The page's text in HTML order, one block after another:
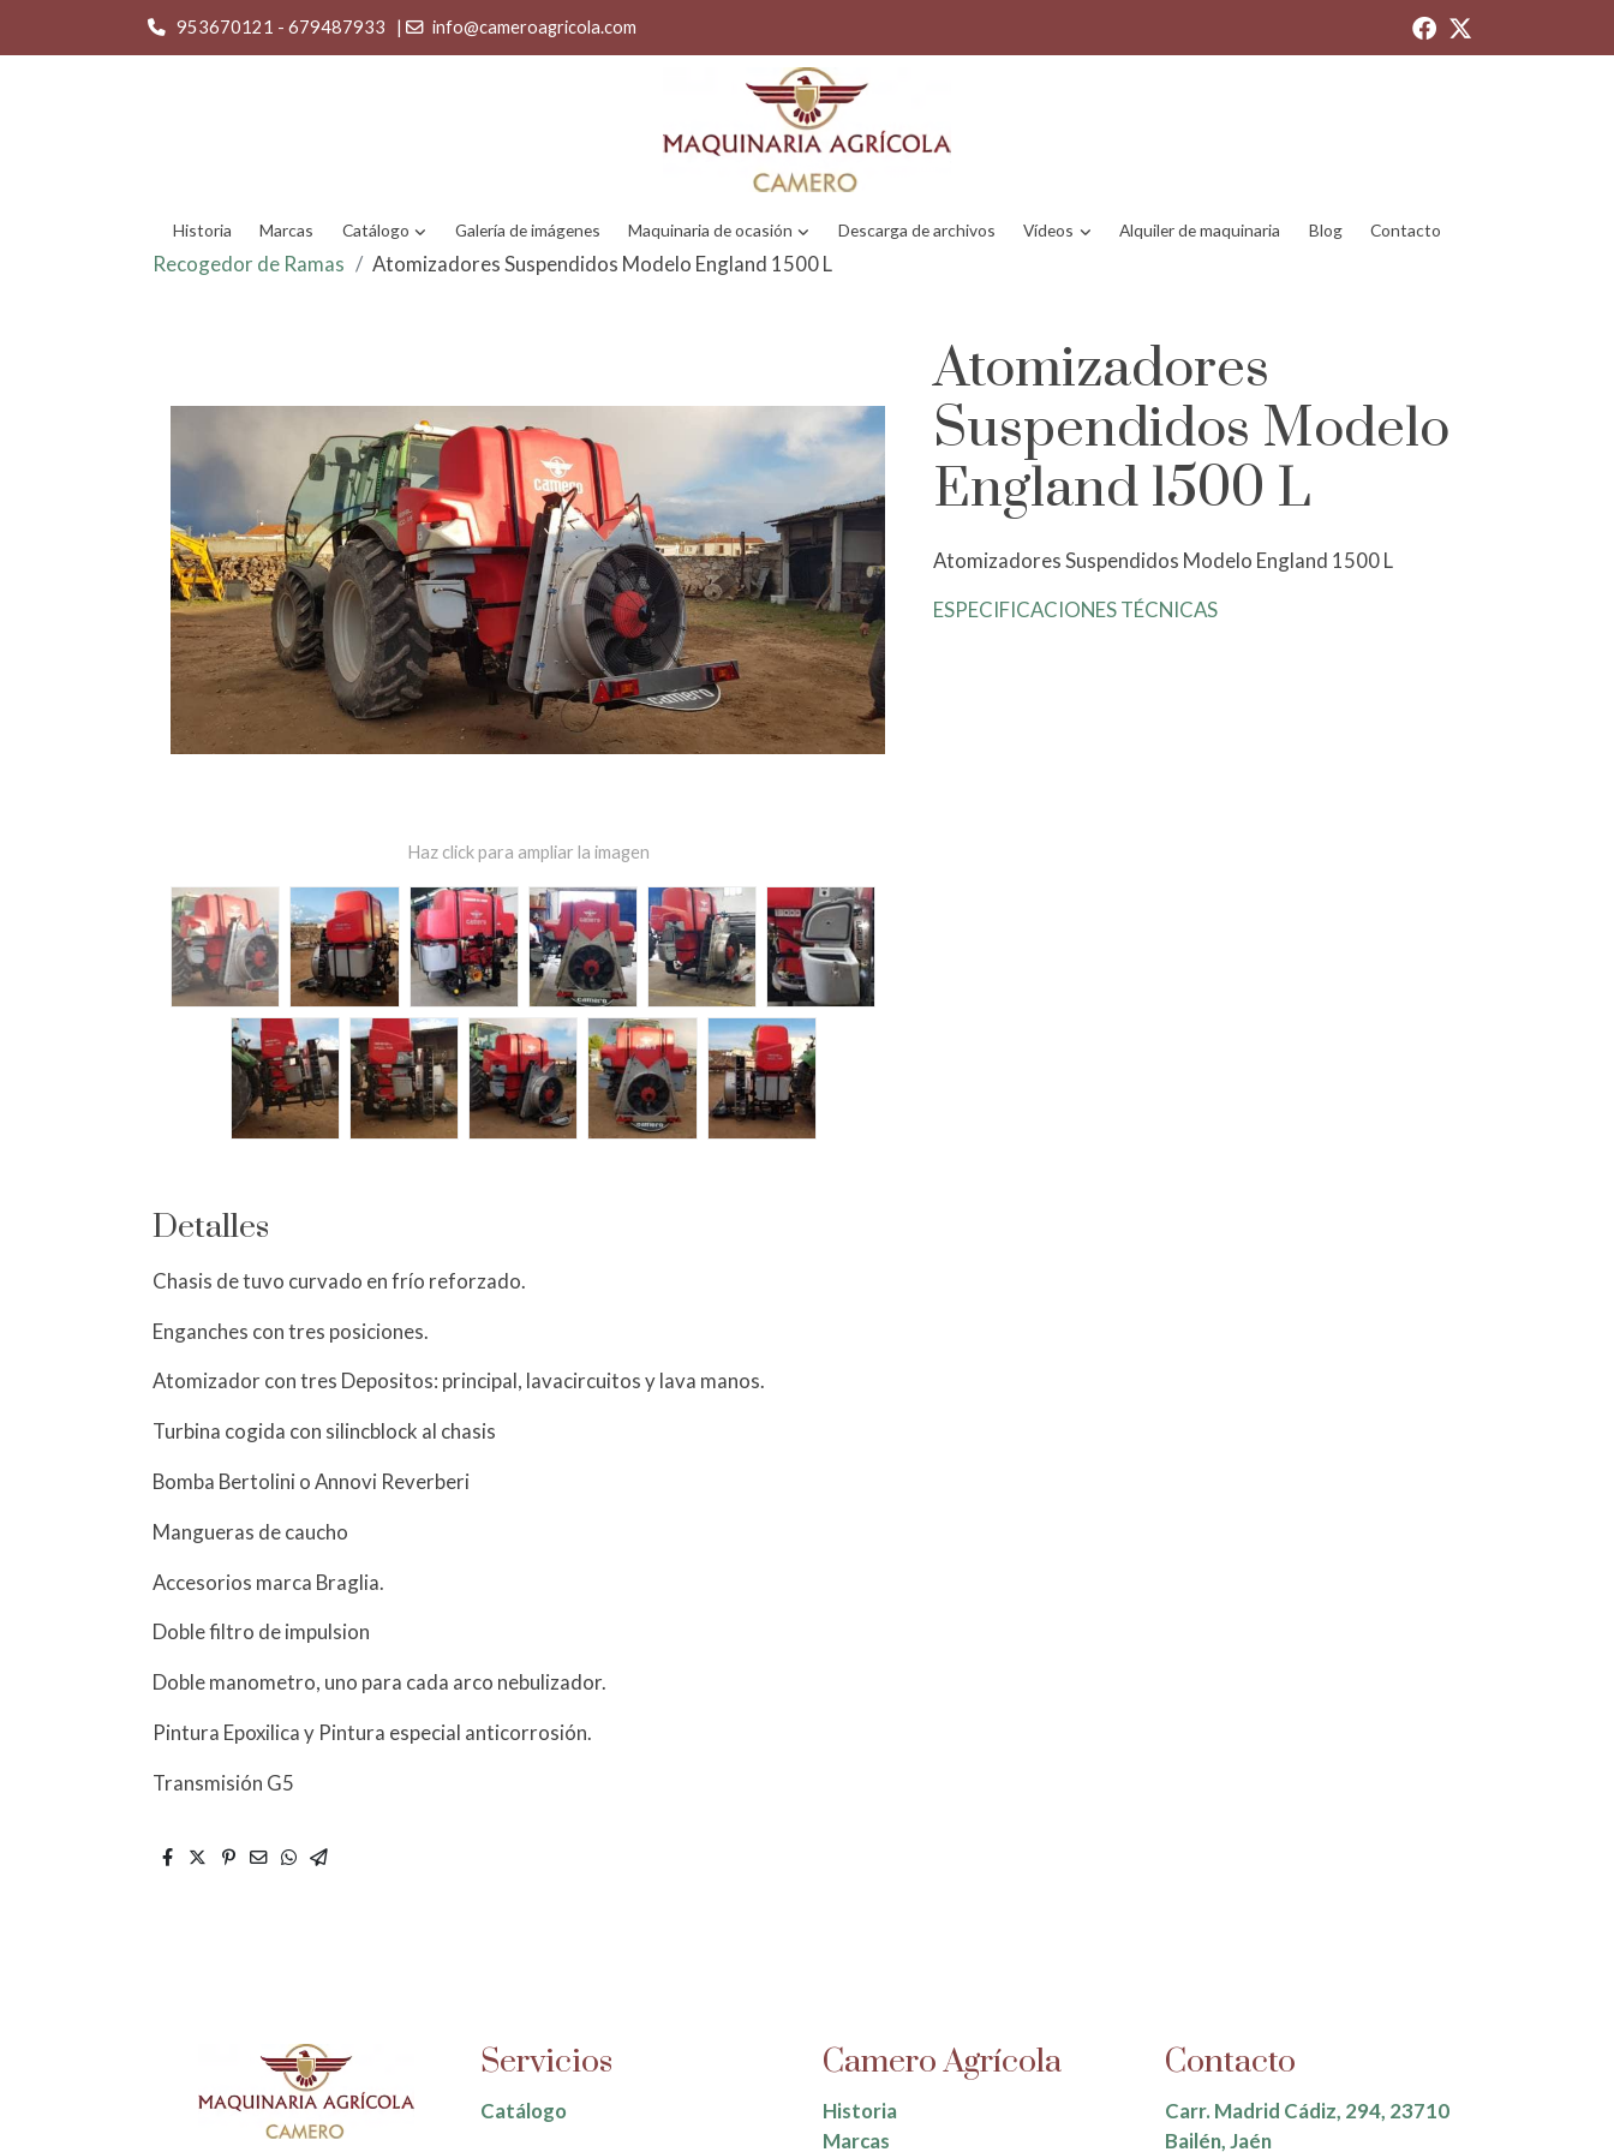
953670121 - 679487933 | info@cameroagricola.com
Historia Marcas Catálogo Galería de imágenes Maquinaria de ocasión Descarga de archivos Vídeos Alquiler de maquinaria Blog Contacto
Recogedor de Ramas Atomizadores Suspendidos Modelo England 1500 L
Haz click para ampliar la imagen
Detalles
Chasis de tuvo curvado en frío reforzado.
Enganches con tres posiciones.
Atomizador con tres Depositos: principal, lavacircuitos y lava manos.
Turbina cogida con silincblock al chasis
Bomba Bertolini o Annovi Reverberi
Mangueras de caucho
Accesorios marca Braglia.
Doble filtro de impulsion
Doble manometro, uno para cada arco nebulizador.
Pintura Epoxilica y Pintura especial anticorrosión.
Transmisión G5
Atomizadores
Suspendidos Modelo
England 1500 L
Atomizadores Suspendidos Modelo England 1500 L
ESPECIFICACIONES TÉCNICAS
Servicios
Catálogo
Camero Agrícola
Historia
Marcas
Contacto
Carr. Madrid Cádiz, 294, 23710
Bailén, Jaén